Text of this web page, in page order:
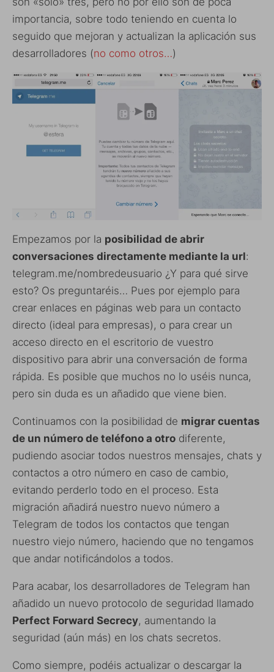
importancia, sobre todo teniendo en cuenta lo
seguido que mejoran y actualizan la aplicación sus
desarrolladores (no como otros…)
Empezamos por la posibilidad de abrir
conversaciones directamente mediante la url:
telegram.me/nombredeusuario ¿Y para qué sirve
esto? Os preguntaréis… Pues por ejemplo para
crear enlaces en páginas web para un contacto
directo (ideal para empresas), o para crear un
acceso directo en el escritorio de vuestro
dispositivo para abrir una conversación de forma
rápida. Es posible que muchos no lo uséis nunca,
pero sin duda es un añadido que viene bien.
Continuamos con la posibilidad de migrar cuentas
de un número de teléfono a otro diferente,
pudiendo asociar todos nuestros mensajes, chats y
contactos a otro número en caso de cambio,
evitando perderlo todo en el proceso. Esta
migración añadirá nuestro nuevo número a
Telegram de todos los contactos que tengan
nuestro viejo número, haciendo que no tengamos
que andar notificándolos a todos.
Para acabar, los desarrolladores de Telegram han
añadido un nuevo protocolo de seguridad llamado
Perfect Forward Secrecy, aumentando la
seguridad (aún más) en los chats secretos.
Como siempre, podéis actualizar o descargar la